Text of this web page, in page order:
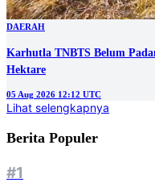
DAERAH
Karhutla TNBTS Belum
Hektare
05 Aug 2026 12:12 UTC
Lihat selengkapnya
Berita Populer
#1